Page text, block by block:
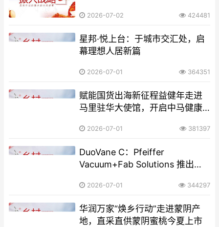
2026-07-02 424481
​星邦·悦上台：于城市交汇处，启
幕理想人居新篇
2026-07-01 364351
赋能国货出海新征程益健年走进
马里驻华大使馆，开启中马健康
2026-07-01 381397
DuoVane C：Pfeiffer
Vacuum+Fab Solutions 推出新
2026-07-01 344297
华润万家“焕乡行动”走进蒙阴产
地，直采直供蒙阴蜜桃今夏上市